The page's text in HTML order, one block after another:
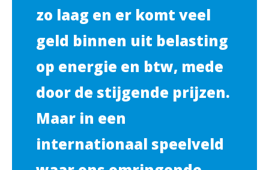
zo laag en er komt veel
geld binnen uit belasting
op energie en btw, mede
door de stijgende prijzen.
Maar in een
internationaal speelveld